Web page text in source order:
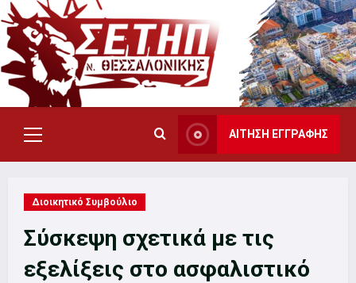
Skip
to
content
Primary
Menu
ΑΙΤΗΣΗ ΕΓΓΡΑΦΗΣ
Διοικητικό Συμβούλιο
Σύσκεψη σχετικά με τις
εξελίξεις στο ασφαλιστικό